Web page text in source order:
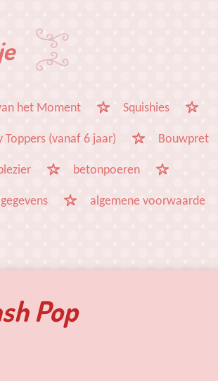
het Moment Squishies
Toppers (vanaf 6 jaar) Bouwpret
betonpoeren
algemene voorwaarde
Pop